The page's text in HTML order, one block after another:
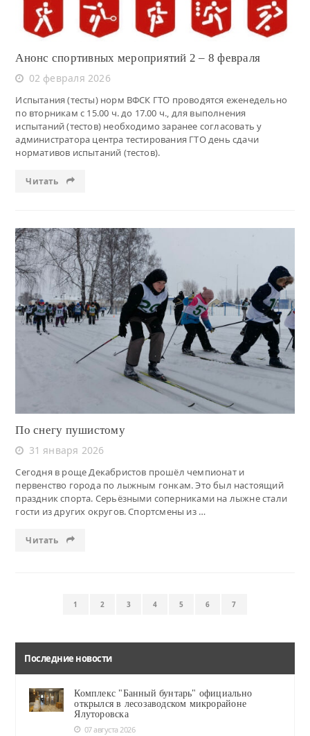
Анонс спортивных мероприятий 2 – 8 февраля
02 февраля 2026
Испытания (тесты) норм ВФСК ГТО проводятся еженедельно
по вторникам с 15.00 ч. до 17.00 ч., для выполнения
испытаний (тестов) необходимо заранее согласовать у
администратора центра тестирования ГТО день сдачи
нормативов испытаний (тестов).
Читать
Читать
По снегу пушистому
31 января 2026
Сегодня в роще Декабристов прошёл чемпионат и
первенство города по лыжным гонкам. Это был настоящий
праздник спорта. Серьёзными соперниками на лыжне стали
гости из других округов. Спортсмены из …
Читать
1 2 3 4 5 6 7
Последние новости
Комплекс "Банный бунтарь" официально
открылся в лесозаводском микрорайоне
Ялуторовска
07 августа 2026